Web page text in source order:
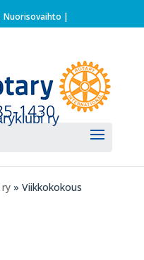
Nuorisovaihto |
ry
» Viikkokokous